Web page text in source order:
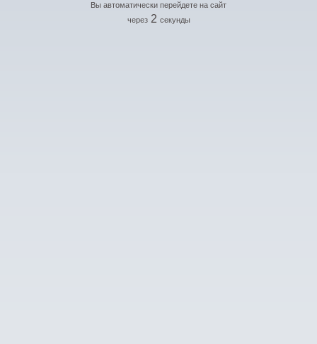
Вы автоматически перейдете на сайт
через 2 секунды